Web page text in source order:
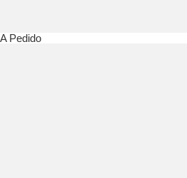
A Pedido